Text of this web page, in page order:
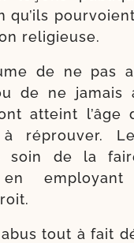
qu’ils
religieuse.
de ne pas
de ne jamais
atteint l’âge
réprou­ver.
soin de la
en
abus tout à fait